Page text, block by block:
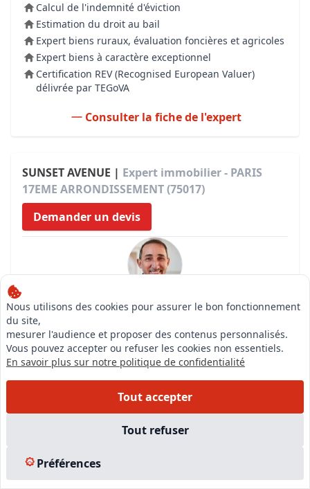
Calcul de l'indemnité d'éviction
Estimation du droit au bail
Expert biens ruraux, évaluation foncières et agricoles
Expert biens à caractère exceptionnel
Certification REV (Recognised European Valuer)
délivrée par TEGoVA
Consulter la fiche de l'expert
SUNSET AVENUE | Expert immobilier - PARIS
17EME ARRONDISSEMENT (75017)
Demander un devis
Expert
OUAHBI HAMID
Compétences
Expert immobilier valeur vénale en biens
d'habitations
Expert immobilier valeur vénale biens commerciaux
Consulter la fiche de l'expert
CABINET D EXPERTISES IMMOBILIERES DE PARIS
Nous utilisons des cookies pour assurer le bon fonctionnement
du site,
mesurer l'audience et proposer des contenus personnalisés.
Vous pouvez accepter ou refuser les cookies non essentiels.
En savoir plus sur notre politique de confidentialité
Tout accepter
Tout refuser
Préférences